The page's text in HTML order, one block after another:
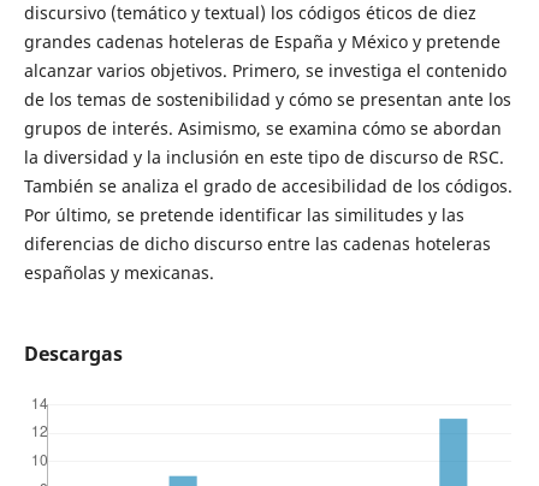
discursivo (temático y textual) los códigos éticos de diez
grandes cadenas hoteleras de España y México y pretende
alcanzar varios objetivos. Primero, se investiga el contenido
de los temas de sostenibilidad y cómo se presentan ante los
grupos de interés. Asimismo, se examina cómo se abordan
la diversidad y la inclusión en este tipo de discurso de RSC.
También se analiza el grado de accesibilidad de los códigos.
Por último, se pretende identificar las similitudes y las
diferencias de dicho discurso entre las cadenas hoteleras
españolas y mexicanas.
Descargas